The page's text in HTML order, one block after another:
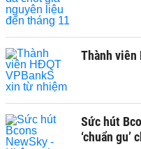
Thành viên
Sức hút
‘chuẩn gu’